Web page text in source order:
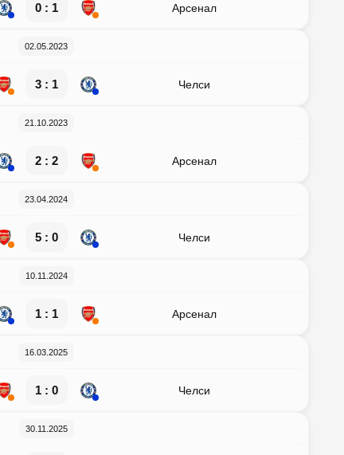
0 : 1 Арсенал
02.05.2023
3 : 1 Челси
21.10.2023
2 : 2 Арсенал
23.04.2024
5 : 0 Челси
10.11.2024
1 : 1 Арсенал
16.03.2025
1 : 0 Челси
30.11.2025